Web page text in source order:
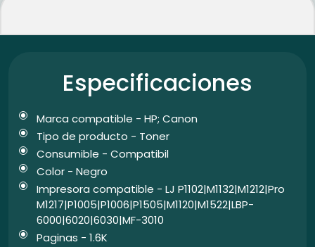
Especificaciones
Marca compatible - HP; Canon
Tipo de producto - Toner
Consumible - Compatibil
Color - Negro
Impresora compatible - LJ P1102|M1132|M1212|Pro
M1217|P1005|P1006|P1505|M1120|M1522|LBP-
6000|6020|6030|MF-3010
Paginas - 1.6K